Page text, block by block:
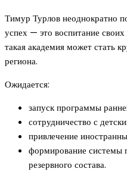
Тимур Турлов неоднократно
успех — это воспитание
такая академия может стать
региона.
Ожидается:
запуск программы
сотрудничество с
привлечение
формирование системы
резервного состава.